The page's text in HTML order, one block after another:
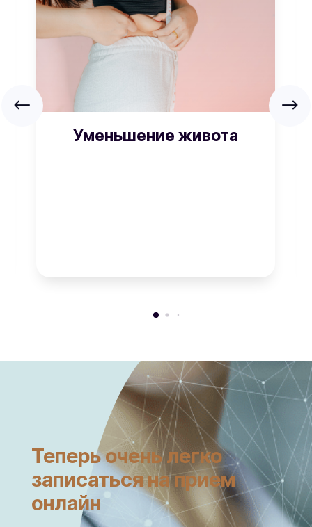
Уменьшение живота
Теперь очень легко
записаться на прием
онлайн